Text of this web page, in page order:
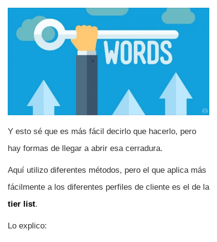
Y esto sé que es más fácil decirlo que hacerlo, pero
hay formas de llegar a abrir esa cerradura.
Aquí utilizo diferentes métodos, pero el que aplica más
fácilmente a los diferentes perfiles de cliente es el de la
tier list.
Lo explico: